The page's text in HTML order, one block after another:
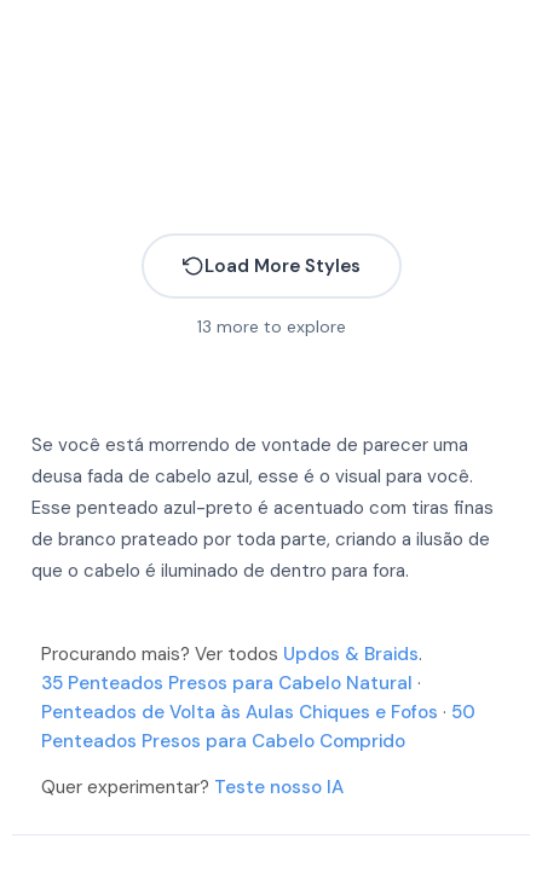
More
More
More
More
More
More
More
Load More Styles
13 more to explore
Se você está morrendo de vontade de parecer uma
deusa fada de cabelo azul, esse é o visual para você.
Esse penteado azul-preto é acentuado com tiras finas
de branco prateado por toda parte, criando a ilusão de
que o cabelo é iluminado de dentro para fora.
Procurando mais? Ver todos Updos & Braids.
35 Penteados Presos para Cabelo Natural ·
Penteados de Volta às Aulas Chiques e Fofos · 50
Penteados Presos para Cabelo Comprido
Quer experimentar? Teste nosso IA